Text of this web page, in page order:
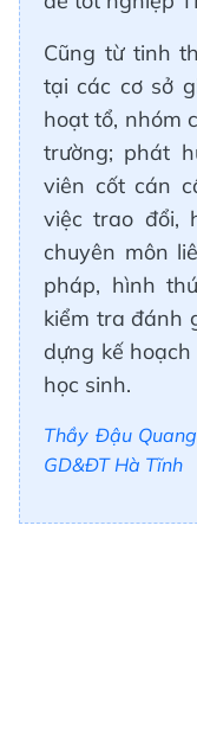
Cũng từ tinh
tại các cơ sở
hoạt tổ, nhóm
trường; phát
viên cốt cán
việc trao đổi,
chuyên môn
pháp, hình
kiểm tra đánh
dựng kế
học sinh.
Thầy Đậu
GD&ĐT Hà Tĩnh